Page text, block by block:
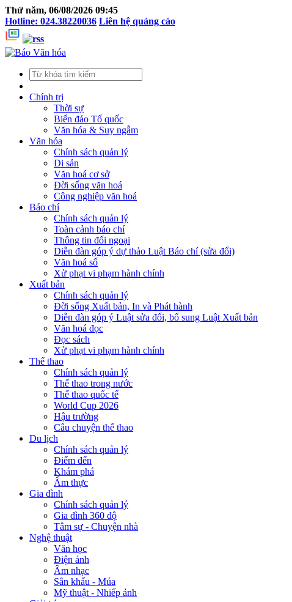
Thứ năm, 06/08/2026 09:45
Hotline: 024.38220036 Liên hệ quảng cáo
Chính trị
Thời sự
Biển đảo Tổ quốc
Văn hóa & Suy ngẫm
Văn hóa
Chính sách quản lý
Di sản
Văn hoá cơ sở
Đời sống văn hoá
Công nghiệp văn hoá
Báo chí
Chính sách quản lý
Toàn cảnh báo chí
Thông tin đối ngoại
Diễn đàn góp ý dự thảo Luật Báo chí (sửa đổi)
Văn hoá số
Xử phạt vi phạm hành chính
Xuất bản
Chính sách quản lý
Đời sống Xuất bản, In và Phát hành
Diễn đàn góp ý Luật sửa đổi, bổ sung Luật Xuất bản
Văn hoá đọc
Đọc sách
Xử phạt vi phạm hành chính
Thể thao
Chính sách quản lý
Thể thao trong nước
Thể thao quốc tế
World Cup 2026
Hậu trường
Câu chuyện thể thao
Du lịch
Chính sách quản lý
Điểm đến
Khám phá
Ẩm thực
Gia đình
Chính sách quản lý
Gia đình 360 độ
Tâm sự - Chuyện nhà
Nghệ thuật
Văn học
Điện ảnh
Âm nhạc
Sân khấu - Múa
Mỹ thuật - Nhiếp ảnh